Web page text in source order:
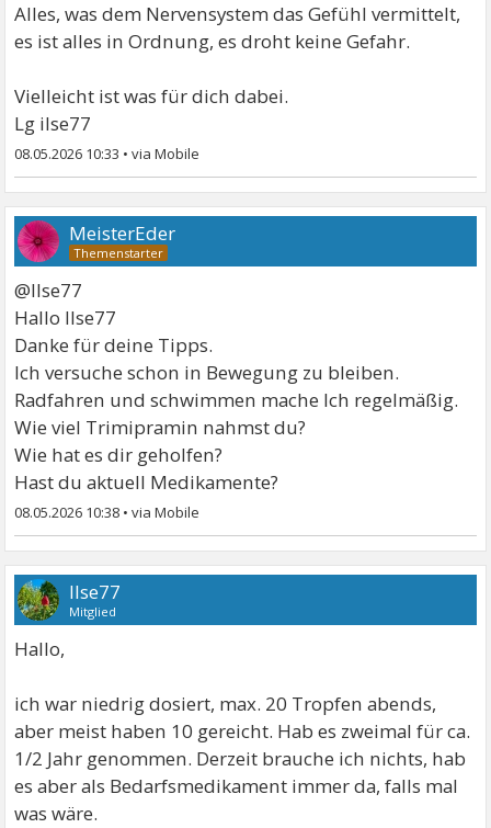
Alles, was dem Nervensystem das Gefühl vermittelt,
es ist alles in Ordnung, es droht keine Gefahr.
Vielleicht ist was für dich dabei.
Lg ilse77
08.05.2026 10:33 •
MeisterEder
@Ilse77
Hallo Ilse77
Danke für deine Tipps.
Ich versuche schon in Bewegung zu bleiben.
Radfahren und schwimmen mache Ich regelmäßig.
Wie viel Trimipramin nahmst du?
Wie hat es dir geholfen?
Hast du aktuell Medikamente?
08.05.2026 10:38 •
Ilse77
Mitglied
Hallo,
ich war niedrig dosiert, max. 20 Tropfen abends,
aber meist haben 10 gereicht. Hab es zweimal für ca.
1/2 Jahr genommen. Derzeit brauche ich nichts, hab
es aber als Bedarfsmedikament immer da, falls mal
was wäre.